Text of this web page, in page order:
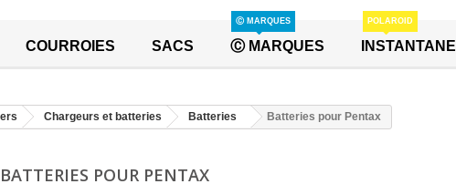
COURROIES SACS Ⓒ MARQUES
Ⓒ MARQUES
INSTANTANE
POLAROID
Chargeurs et batteries Batteries Batteries pour Pentax
BATTERIES POUR PENTAX